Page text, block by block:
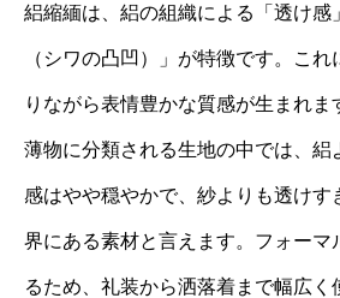
絽縮緬は、絽の組織による「透け感
（シワの凸凹）」が特徴です。こ
りながら表情豊かな質感が生まれま
薄物に分類される生地の中では、絽
感はやや穏やかで、紗よりも透けす
界にある素材と言えます。フォーマ
るため、礼装から洒落着まで幅広く